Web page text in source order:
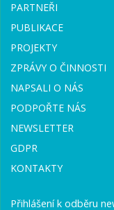
PARTNEŘI
PUBLIKACE
PROJEKTY
ZPRÁVY O ČINNOSTI
NAPSALI O NÁS
PODPOŘTE NÁS
NEWSLETTER
GDPR
KONTAKTY
Přihlášení k odběru